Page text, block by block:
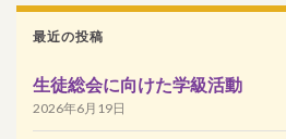
最近の投稿
生徒総会に向けた学級活動
2026年6月19日